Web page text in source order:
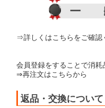
⇒詳しくはこちらをご確認
会員登録をすることで消
⇒再注文はこちらから
返品・交換について